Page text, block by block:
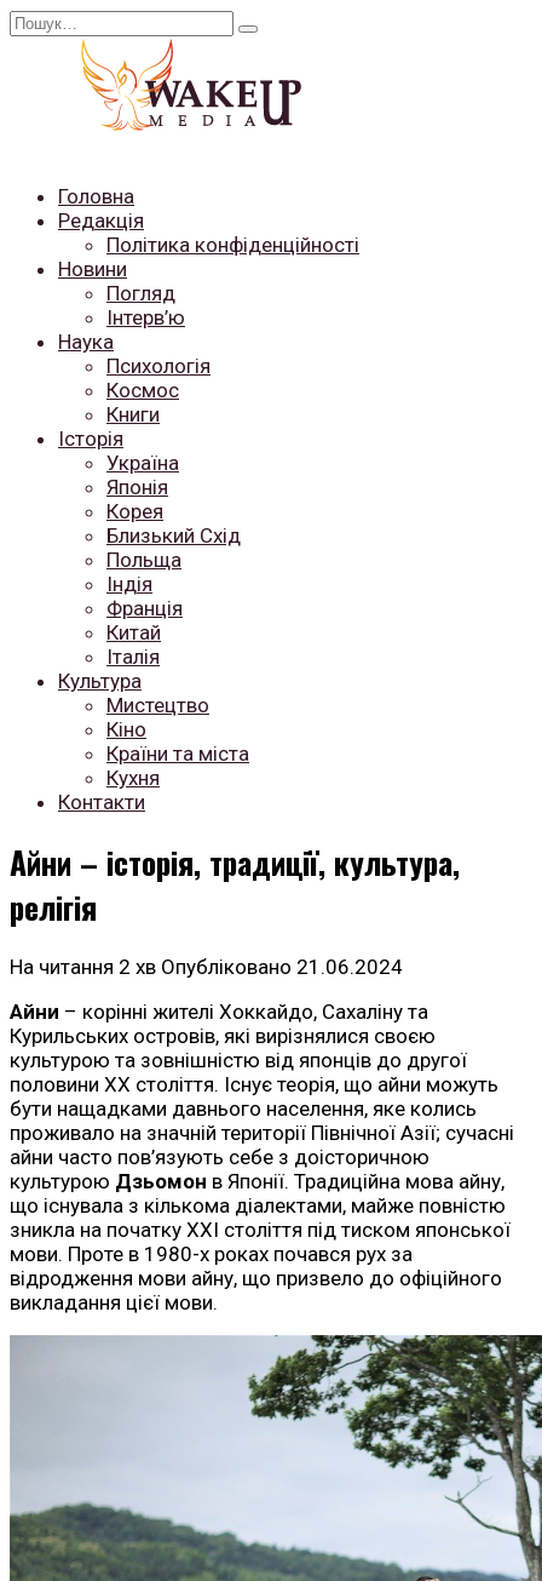
Перейти
Search
Головна
Редакція
Політика конфіденційності
Новини
Погляд
Інтерв’ю
Наука
Психологія
Космос
Книги
Історія
Україна
Японія
Корея
Близький Схід
Польща
Індія
Франція
Китай
Італія
Культура
Мистецтво
Кіно
Країни та міста
Кухня
Контакти
Айни – історія, традиції, культура,
релігія
На читання 2 хв Опубліковано 21.06.2024
Айни – корінні жителі Хоккайдо, Сахаліну та
Курильських островів, які вирізнялися своєю
культурою та зовнішністю від японців до другої
половини XX століття. Існує теорія, що айни можуть
бути нащадками давнього населення, яке колись
проживало на значній території Північної Азії; сучасні
айни часто пов’язують себе з доісторичною
культурою Дзьомон в Японії. Традиційна мова айну,
що існувала з кількома діалектами, майже повністю
зникла на початку XXI століття під тиском японської
мови. Проте в 1980-х роках почався рух за
відродження мови айну, що призвело до офіційного
викладання цієї мови.